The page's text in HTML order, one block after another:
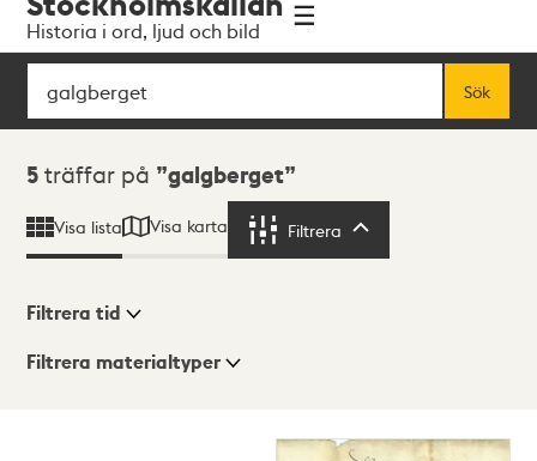
navigationen
huvudinnehållet
Historia i ord, ljud och bild
Sök
Sök
Sökresultat
5 träffar på galgberget
Visa lista Visa karta Filtrera
Visningsläge
Filtrera tid
Filtrera materialtyper